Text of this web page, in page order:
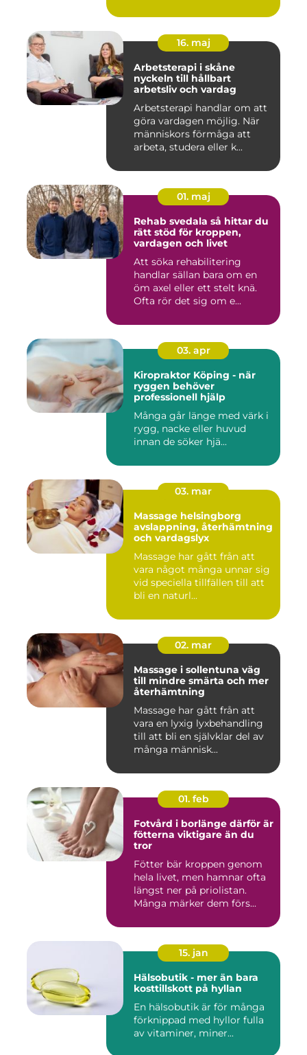
16. maj
Arbetsterapi i skåne
nyckeln till hållbart
arbetsliv och vardag
Arbetsterapi handlar om att
göra vardagen möjlig. När
människors förmåga att
arbeta, studera eller k...
01. maj
Rehab svedala så hittar du
rätt stöd för kroppen,
vardagen och livet
Att söka rehabilitering
handlar sällan bara om en
öm axel eller ett stelt knä.
Ofta rör det sig om e...
03. apr
Kiropraktor Köping - när
ryggen behöver
professionell hjälp
Många går länge med värk i
rygg, nacke eller huvud
innan de söker hjä...
03. mar
Massage helsingborg
avslappning, återhämtning
och vardagslyx
Massage har gått från att
vara något många unnar sig
vid speciella tillfällen till att
bli en naturl...
02. mar
Massage i sollentuna väg
till mindre smärta och mer
återhämtning
Massage har gått från att
vara en lyxig lyxbehandling
till att bli en självklar del av
många människ...
01. feb
Fotvård i borlänge därför är
fötterna viktigare än du
tror
Fötter bär kroppen genom
hela livet, men hamnar ofta
längst ner på priolistan.
Många märker dem förs...
15. jan
Hälsobutik - mer än bara
kosttillskott på hyllan
En hälsobutik är för många
förknippad med hyllor fulla
av vitaminer, miner...